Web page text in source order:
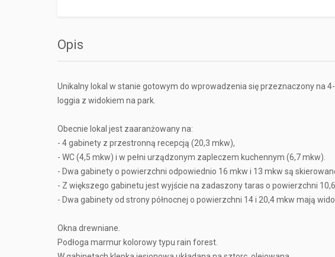
Opis
Unikalny lokal w stanie gotowym do wprowadzenia się przeznaczony na
loggia z widokiem na park.
Obecnie lokal jest zaaranżowany na:
- 4 gabinety z przestronną recepcją (20,3 mkw),
- WC (4,5 mkw) i w pełni urządzonym zapleczem kuchennym (6,7 mkw).
- Dwa gabinety o powierzchni odpowiednio 16 mkw i 13 mkw są
- Z większego gabinetu jest wyjście na zadaszony taras o powierzchni
- Dwa gabinety od strony północnej o powierzchni 14 i 20,4 mkw mają
Okna drewniane.
Podłoga marmur kolorowy typu rain forest.